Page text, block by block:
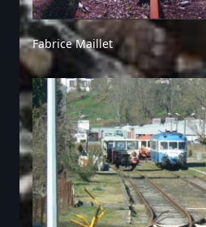
Fabrice Maillet